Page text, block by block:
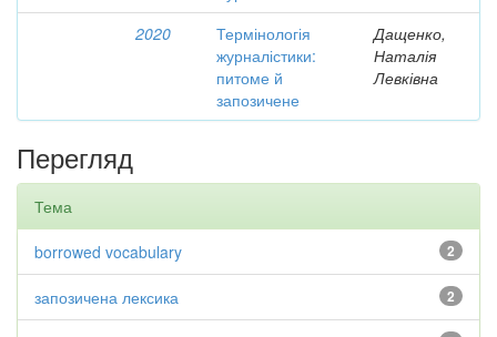
2020
Термінологія
журналістики:
питоме й
запозичене
Дащенко,
Наталія
Левківна
Перегляд
Тема
2
borrowed vocabulary
2
запозичена лексика